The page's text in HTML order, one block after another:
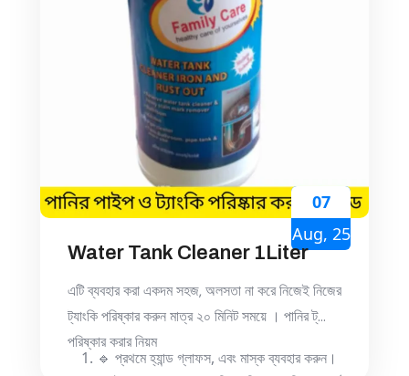
07
Aug, 25
Water Tank Cleaner 1Liter
এটি ব্যবহার করা একদম সহজ, অলসতা না করে নিজেই নিজের
ট্যাংকি পরিষ্কার করুন মাত্র ২০ মিনিট সময়ে । পানির ট্যাংক
পরিষ্কার করার নিয়ম
🔹 প্রথমে হ্যান্ড গ্লাফস, এবং মাস্ক ব্যবহার করুন।